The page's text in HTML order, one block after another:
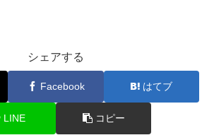
シェアする
Facebook はてブ
LINE コピー